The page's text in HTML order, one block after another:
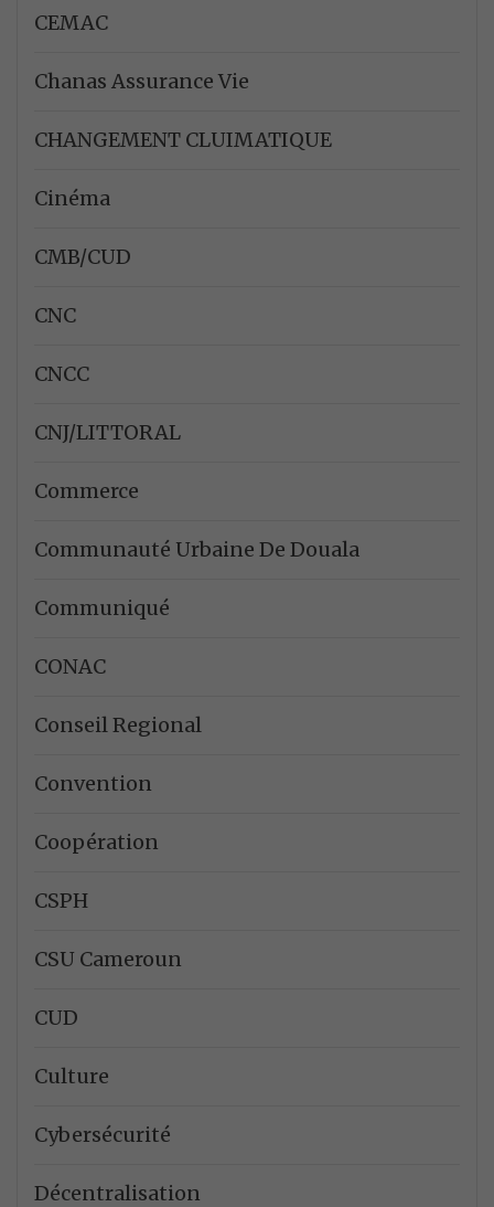
CEMAC
Chanas Assurance Vie
CHANGEMENT CLUIMATIQUE
Cinéma
CMB/CUD
CNC
CNCC
CNJ/LITTORAL
Commerce
Communauté Urbaine De Douala
Communiqué
CONAC
Conseil Regional
Convention
Coopération
CSPH
CSU Cameroun
CUD
Culture
Cybersécurité
Décentralisation